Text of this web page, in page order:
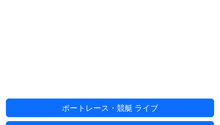
ボートレース・競艇 ライブ